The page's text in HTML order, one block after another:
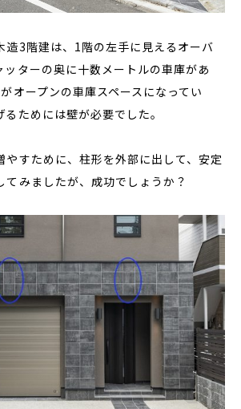
造3階建は、1階の左手に見えるオーバ
ッターの奥に十数メートルの車庫があ
オープンの車庫スペースになってい
ためには壁が必要でした。
やすために、柱形を外部に出して、安定
てみましたが、成功でしょうか？